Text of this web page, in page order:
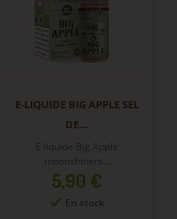
E-LIQUIDE BIG APPLE SEL
DE...
E liquide Big Apple
moonshiners...
Prix
5,90 €
En stock